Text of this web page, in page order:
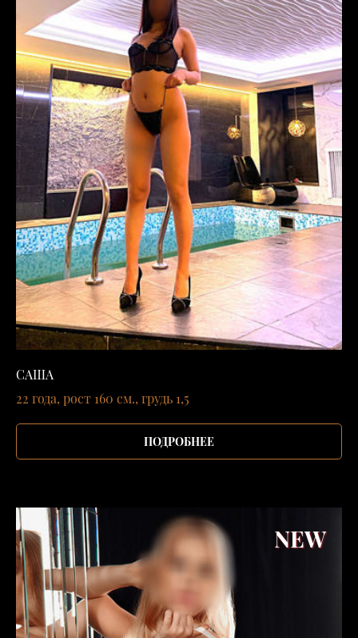
САША
22 года, рост 160 см., грудь 1,5
ПОДРОБНЕЕ
NEW